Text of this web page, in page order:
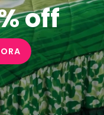
off